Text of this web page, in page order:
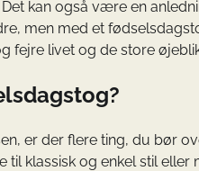
kan også være en
men med et
fejre livet og de store
er der flere ting, du bør
klassisk og enkel stil